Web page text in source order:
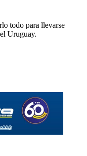
todo para llevarse
Uruguay.